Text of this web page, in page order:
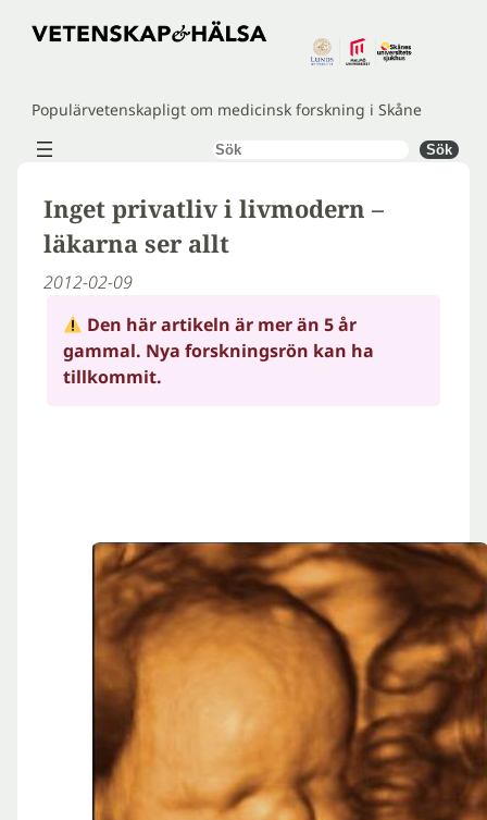
Hoppa
Populärvetenskapligt om medicinsk forskning i Skåne
Sök Sök
Inget privatliv i livmodern –
läkarna ser allt
2012-02-09
Den här artikeln är mer än 5 år
gammal. Nya forskningsrön kan ha
tillkommit.